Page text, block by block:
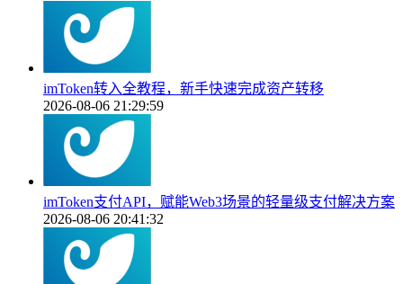
imToken转入全教程，新手快速完成资产转移
2026-08-06 21:29:59
imToken支付API，赋能Web3场景的轻量级支付解决方案
2026-08-06 20:41:32